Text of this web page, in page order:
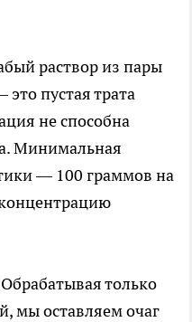
раствор из пары
пустая трата
не способна
Минимальная
— 100 граммов на
Обрабатывая только
мы оставляем очаг